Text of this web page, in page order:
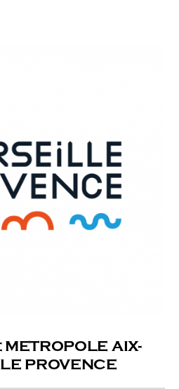
AIX-
PROVENCE